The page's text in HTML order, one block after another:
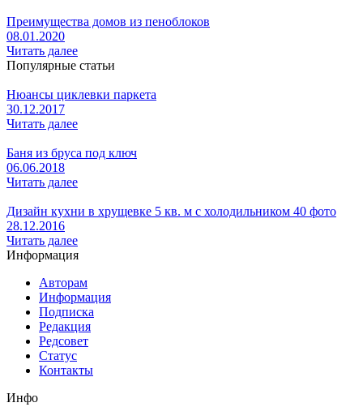
Преимущества домов из пеноблоков
08.01.2020
Читать далее
Популярные статьи
Нюансы циклевки паркета
30.12.2017
Читать далее
Баня из бруса под ключ
06.06.2018
Читать далее
Дизайн кухни в хрущевке 5 кв. м с холодильником 40 фото
28.12.2016
Читать далее
Информация
Авторам
Информация
Подписка
Редакция
Редсовет
Статус
Контакты
Инфо